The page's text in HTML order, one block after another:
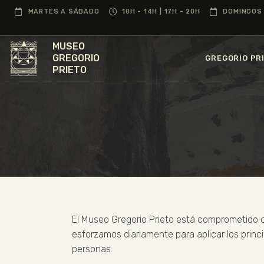
MARTES A SÁBADO 10H - 14H | 17H - 20H
MUSEO
GREGORIO
PRIETO
GREGORIO
El Museo Gregorio Prieto está
esforzamos diariamente para aplicar los
personas.